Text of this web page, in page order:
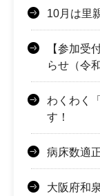
10月は里
【参加受
らせ（令
わくわく
す！
病床数適
大阪府和